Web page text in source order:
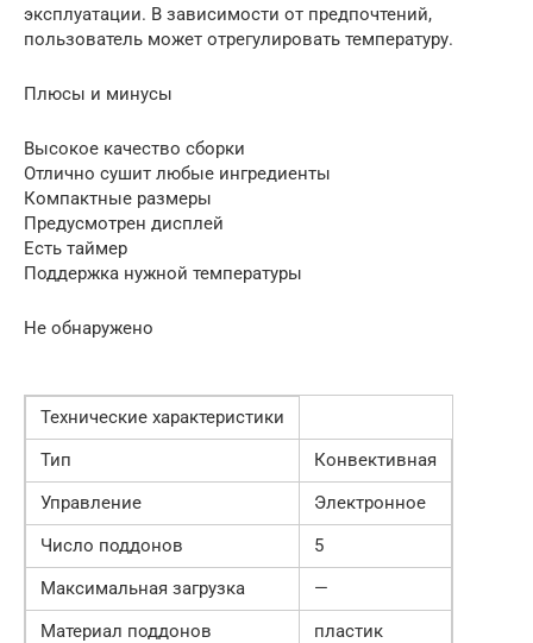
эксплуатации. В зависимости от предпочтений,
пользователь может отрегулировать температуру.
Плюсы и минусы
Высокое качество сборки
Отлично сушит любые ингредиенты
Компактные размеры
Предусмотрен дисплей
Есть таймер
Поддержка нужной температуры
Не обнаружено
Технические характеристики
Тип
Конвективная
Управление
Электронное
Число поддонов
5
Максимальная загрузка
—
Материал поддонов
пластик